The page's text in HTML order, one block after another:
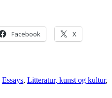
Facebook X
Essays, Litteratur, kunst og kultur,